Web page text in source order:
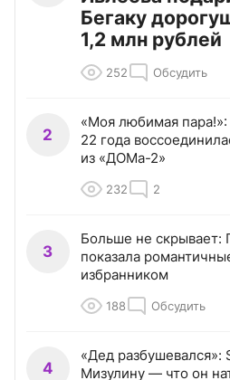
Бегаку
1,2 млн рублей
252 Обсудить
2
«Моя любимая пара!»:
22 года
из «ДОМа-2»
232 2
3
Больше не скрывает:
показала
избранником
188 Обсудить
4
«Дед разбушевался»:
Мизулину — что он